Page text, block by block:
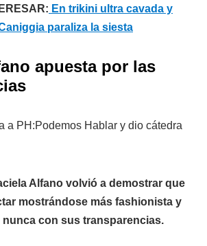
En trikini ultra cavada y
paraliza la siesta
apuesta por las
a PH:Podemos Hablar y dio cátedra
Alfano volvió a demostrar que
mostrándose más fashionista y
con sus transparencias.